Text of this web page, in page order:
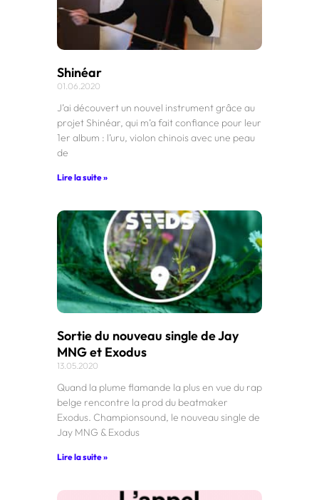
Shinéar
01.06.2020
J’ai découvert un nouvel instrument grâce au
projet Shinéar, qui m’a fait confiance pour leur
1er album : l’uru, violon chinois avec une peau
de
Lire la suite »
Sortie du nouveau single de Jay
MNG et Exodus
13.05.2020
Quand la plume flamande la plus en vue du rap
belge rencontre la prod du beatmaker
Exodus. Championsound, le nouveau single de
Jay MNG & Exodus
Lire la suite »